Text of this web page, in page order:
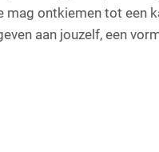
ontkiemen tot een
aan jouzelf, een